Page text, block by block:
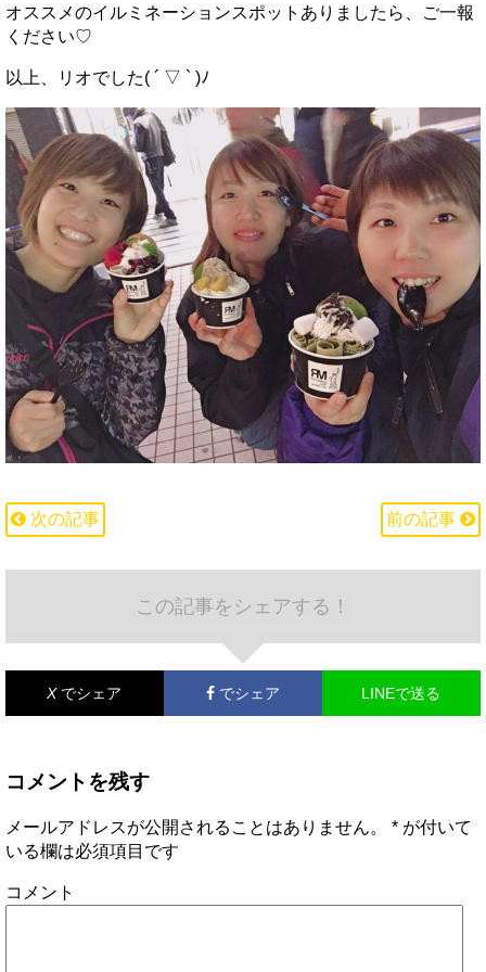
オススメのイルミネーションスポットありましたら、ご一報
ください♡
以上、リオでした( ´ ▽ ` )ﾉ
次の記事 前の記事
この記事をシェアする！
X でシェア でシェア LINEで送る
コメントを残す
メールアドレスが公開されることはありません。 * が付いて
いる欄は必須項目です
コメント